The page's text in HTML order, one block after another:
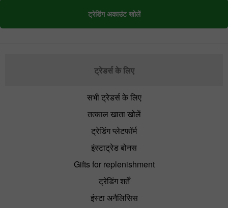
ट्रेडिंग अकाउंट खोलें
ट्रेडर्स के लिए
सभी ट्रेडर्स के लिए
तत्काल खाता खोलें
ट्रेडिंग प्लेटफॉर्म
इंस्टाट्रेड बोनस
Gifts for replenishment
ट्रेडिंग शर्तें
इंस्टा अनैलिसिस